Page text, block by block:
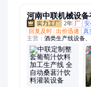
河南中联机械设备
2年 厂 安
回复及时 出价迅速 真
主营： 酒类生产线设备
饮料生产设备、核桃露
饮料生产设备、茶饮料
料生产设备、不锈钢储
生产设备、果酒生产设
果罐头生产设备、黄桃